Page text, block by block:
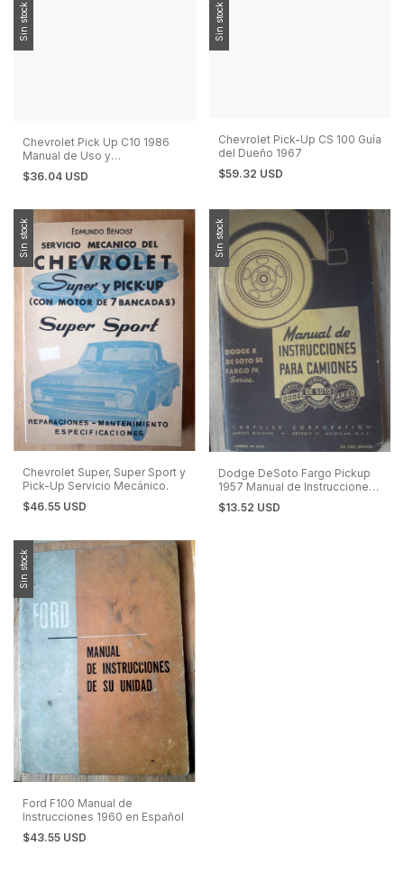
Sin stock
Chevrolet Pick Up C10 1986
Manual de Uso y
Características
$36.04 USD
Sin stock
Chevrolet Pick-Up CS 100 Guía
del Dueño 1967
$59.32 USD
Sin stock
Chevrolet Super, Super Sport y
Pick-Up Servicio Mecánico.
$46.55 USD
Sin stock
Dodge DeSoto Fargo Pickup
1957 Manual de Instrucciones
en EspañoI
$13.52 USD
Sin stock
Ford F100 Manual de
Instrucciones 1960 en Español
$43.55 USD